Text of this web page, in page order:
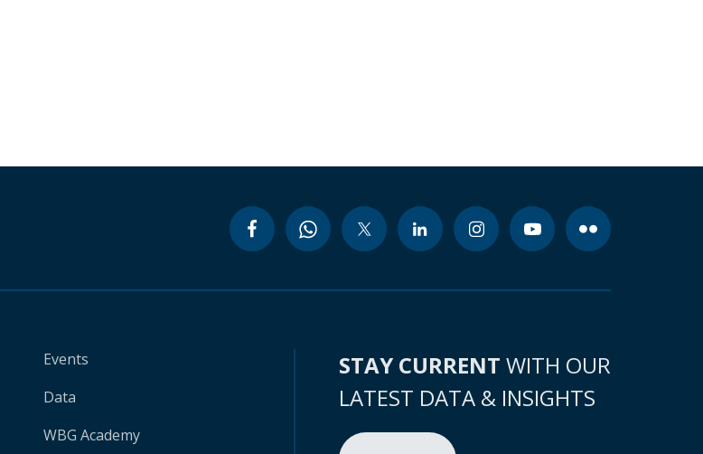
Events
Data
WBG Academy
STAY CURRENT WITH OUR
LATEST DATA & INSIGHTS